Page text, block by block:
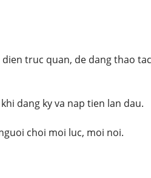
truc quan, de dang thao
dang ky va nap tien lan dau.
choi moi luc, moi noi.